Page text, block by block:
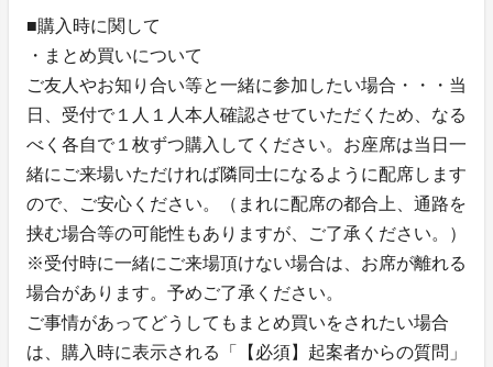
■購入時に関して
・まとめ買いについて
ご友人やお知り合い等と一緒に参加したい場合・・・当
日、受付で１人１人本人確認させていただくため、なる
べく各自で１枚ずつ購入してください。お座席は当日一
緒にご来場いただければ隣同士になるように配席します
ので、ご安心ください。（まれに配席の都合上、通路を
挟む場合等の可能性もありますが、ご了承ください。）
※受付時に一緒にご来場頂けない場合は、お席が離れる
場合があります。予めご了承ください。
ご事情があってどうしてもまとめ買いをされたい場合
は、購入時に表示される「【必須】起案者からの質問」